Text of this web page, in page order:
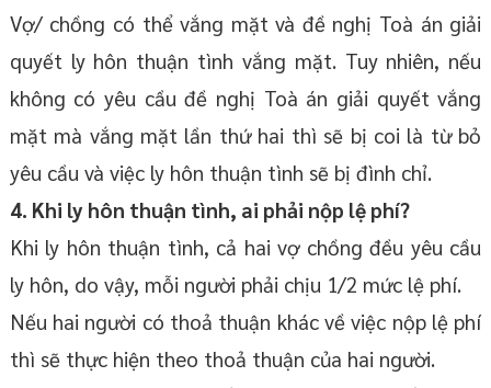
Vợ/ chồng có thể vắng mặt và đề nghị Toà án giải
quyết ly hôn thuận tình vắng mặt. Tuy nhiên, nếu
không có yêu cầu đề nghị Toà án giải quyết vắng
mặt mà vắng mặt lần thứ hai thì sẽ bị coi là từ bỏ
yêu cầu và việc ly hôn thuận tình sẽ bị đình chỉ.
4. Khi ly hôn thuận tình, ai phải nộp lệ phí?
Khi ly hôn thuận tình, cả hai vợ chồng đều yêu cầu
ly hôn, do vậy, mỗi người phải chịu 1/2 mức lệ phí.
Nếu hai người có thoả thuận khác về việc nộp lệ phí
thì sẽ thực hiện theo thoả thuận của hai người.